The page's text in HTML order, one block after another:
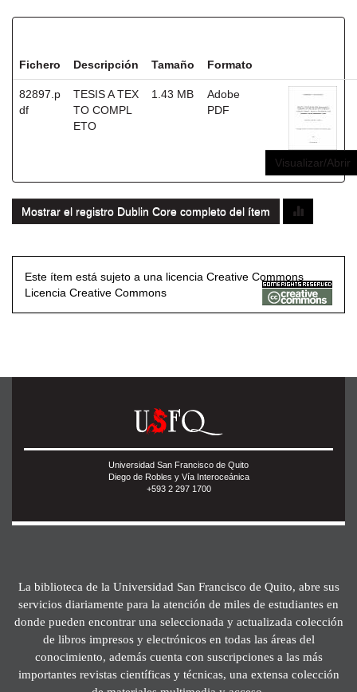
Fichero Descripción Tamaño Formato
82897.p
df
TESIS A TEX
TO COMPL
ETO
1.43 MB
Adobe
PDF
Visualizar/Abrir
Mostrar el registro Dublin Core completo del ítem
Este ítem está sujeto a una licencia Creative Commons
Licencia Creative Commons
Universidad San Francisco de Quito
Diego de Robles y Vía Interoceánica
+593 2 297 1700
La biblioteca de la Universidad San Francisco de Quito, abre sus
servicios diariamente para la atención de miles de estudiantes en
donde pueden encontrar una seleccionada y actualizada colección
de libros impresos y electrónicos en todas las áreas del
conocimiento, además cuenta con suscripciones a las más
importantes revistas científicas y técnicas, una extensa colección